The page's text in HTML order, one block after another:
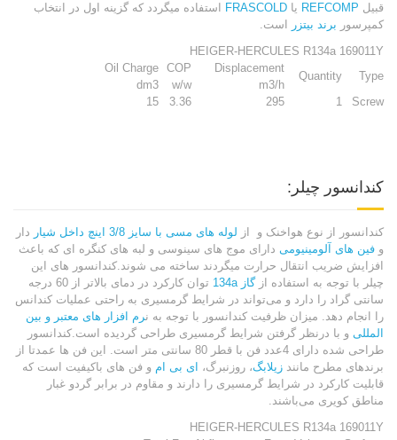
قبیل REFCOMP یا FRASCOLD
استفاده میگردد که گزینه اول در انتخاب
کمپرسور برند بیتزر
است.
HEIGER-HERCULES R134a 169011Y
Type
Quantity
Displacement
COP
Oil Charge
m3/h
w/w
dm3
Screw
1
295
3.36
15
کندانسور چیلر:
کندانسور از نوع هواخنک و از لوله های مسی با سایز 3/8 اینچ داخل شیار
دار
و فین های آلومینیومی دارای موج های سینوسی و لبه های کنگره ای که باعث
افزایش ضریب انتقال حرارت میگردند ساخته می شوند.کندانسور های این
چیلر با توجه به استفاده ازگاز 134a
توان کارکرد در دمای بالاتر از 60 درجه
سانتی گراد را دارد و می‌تواند در شرایط گرمسیری به راحتی عملیات کندانس
را انجام دهد. میزان ظرفیت کندانسور با توجه به نرم افزار های معتبر و بین
المللی و با درنظر گرفتن شرایط گرمسیری طراحی گردیده است.کندانسور
طراحی شده دارای 4عدد فن با قطر 80 سانتی متر است. این فن ها عمدتا از
برندهای مطرح مانند زیلابگ، روزنبرگ، ای بی ام و فن های باکیفیت است که
قابلیت کارکرد در شرایط گرمسیری را دارند و مقاوم در برابر گردو غبار
مناطق کویری می‌باشند.
HEIGER-HERCULES R134a 169011Y